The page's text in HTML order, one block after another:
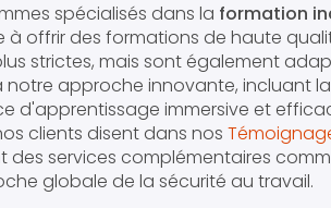
spécialisés dans la formation
à offrir des formations de haute
strictes, mais sont également
notre approche innovante, incluant la
d'apprentissage immersive et
clients disent dans nos
services complémentaires
globale de la sécurité au travail.